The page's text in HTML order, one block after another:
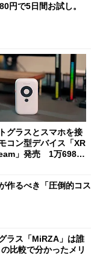
円で5日間お試し。
グラスとスマホを接
コン型デバイス「XR
」発売 1万6980
作るべき「圧倒的コス
ラス「MiRZA」は誰
比較で分かったメリ